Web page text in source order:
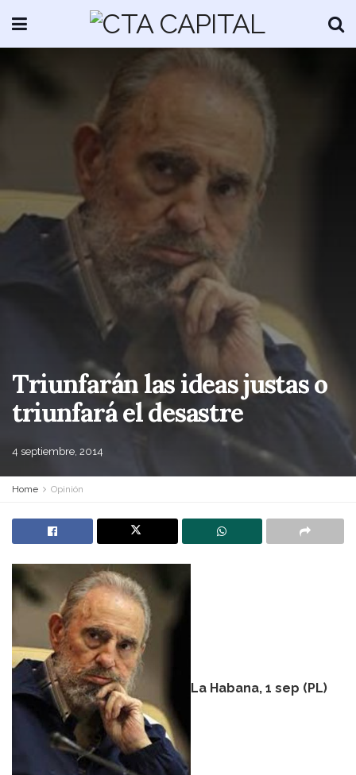
Triunfarán las ideas justas o
triunfará el desastre
4 septiembre, 2014
Home Opinión
La Habana, 1 sep (PL)